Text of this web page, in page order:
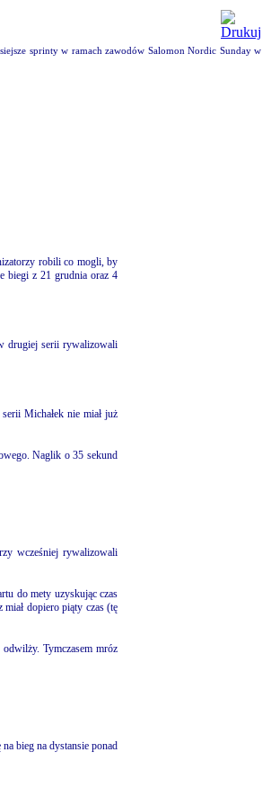
sprinty w ramach zawodów Salomon Nordic Sunday w
robili co mogli, by
biegi z 21 grudnia oraz 4
drugiej serii rywalizowali
Michałek nie miał już
Naglik o 35 sekund
wcześniej rywalizowali
do mety uzyskując czas
dopiero piąty czas (tę
Tymczasem mróz
bieg na dystansie ponad